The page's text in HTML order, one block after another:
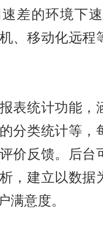
差的环境下
、移动化远
表统计功能
分类统计等
价反馈。后
，建立以数
意度。